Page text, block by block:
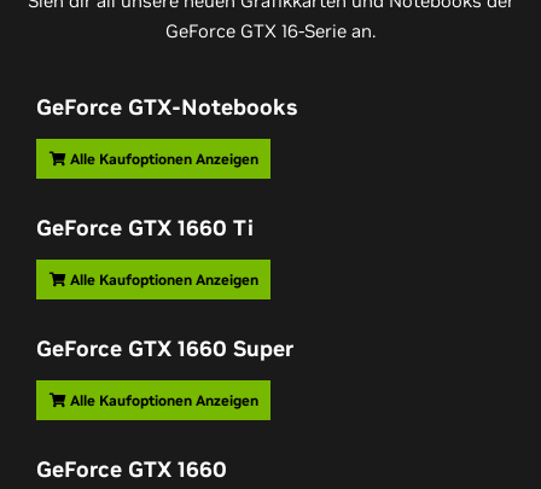
GeForce GTX 16-Serie an.
GeForce GTX-Notebooks
Alle Kaufoptionen Anzeigen
GeForce GTX 1660 Ti
Alle Kaufoptionen Anzeigen
GeForce GTX 1660 Super
Alle Kaufoptionen Anzeigen
GeForce GTX 1660